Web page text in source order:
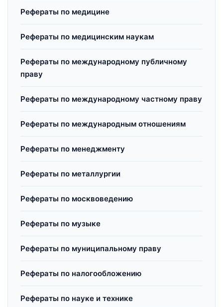
Рефераты по медицине
Рефераты по медицинским наукам
Рефераты по международному публичному
праву
Рефераты по международному частному праву
Рефераты по международным отношениям
Рефераты по менеджменту
Рефераты по металлургии
Рефераты по москвоведению
Рефераты по музыке
Рефераты по муниципальному праву
Рефераты по налогообложению
Рефераты по науке и технике